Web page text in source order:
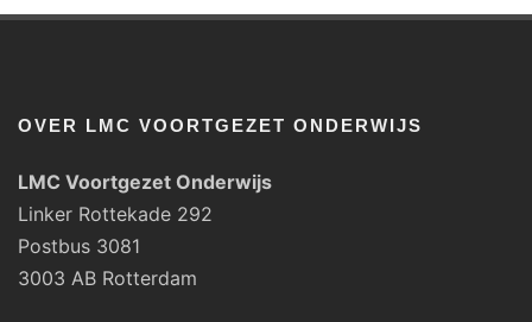
OVER LMC VOORTGEZET ONDERWIJS
LMC Voortgezet Onderwijs
Linker Rottekade 292
Postbus 3081
3003 AB Rotterdam